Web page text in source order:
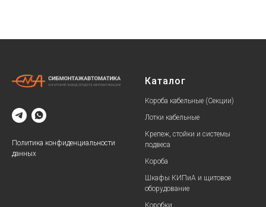
Политика конфиденциальности
данных
Каталог
Короба кабельные (Секции)
Лотки кабельные
Крепеж, стойки и системы
подвеса
Короба
Шкафы КИПиА и щитовое
оборудование
Коробки